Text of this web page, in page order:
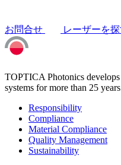
お問合せ レーザーを
TOPTICA Photonics
systems for more than 25
Responsibility
Compliance
Material Compliance
Quality Management
Sustainability